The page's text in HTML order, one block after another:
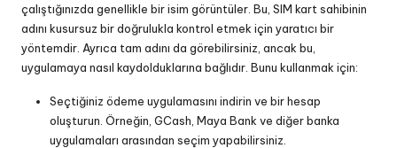
çalıştığınızda genellikle bir isim görüntüler. Bu, SIM kart sahibinin
adını kusursuz bir doğrulukla kontrol etmek için yaratıcı bir
yöntemdir. Ayrıca tam adını da görebilirsiniz, ancak bu,
uygulamaya nasıl kaydolduklarına bağlıdır. Bunu kullanmak için:
Seçtiğiniz ödeme uygulamasını indirin ve bir hesap
oluşturun. Örneğin, GCash, Maya Bank ve diğer banka
uygulamaları arasından seçim yapabilirsiniz.